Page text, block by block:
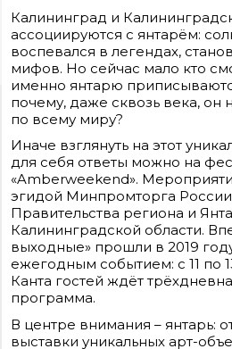
Калининград и
ассоциируются с янтарём:
воспевался в легендах,
мифов. Но сейчас мало кто
именно янтарю
почему, даже сквозь века, он
по всему миру?
Иначе взглянуть на этот
для себя ответы можно на
«Amberweekend».
эгидой Минпромторга
Правительства региона и
Калининградской области.
выходные» прошли в 2019
ежегодным событием: с 11 по
Канта гостей ждёт
программа.
В центре внимания – янтарь:
выставки уникальных арт-
Сайт входит в медиагруппу «Западная
3906148636, КПП 390601001
reklama@klops.ru. Афиша: +7(967) 351 20 51,
Адрес редакции и учредителя: г.
оф. 2
Сетевое издание "Klops.ru",
решения о регистрации: ЭЛ № ФС 77 - 78739
зарегистрировано Федеральной службой
информационных технологий и массовых
Учредитель: ООО "Русская медиагруппа
Фомченкова Кристина Владимировна
Материалы сайта,
лицензии Creative
письменное согласие
Политика в отношении